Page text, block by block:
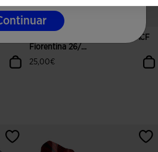
27
Braga Cuello Entrenamiento ACF
Fiorentina 26/...
25,00€
5 sobre 5 de valoración de clientes